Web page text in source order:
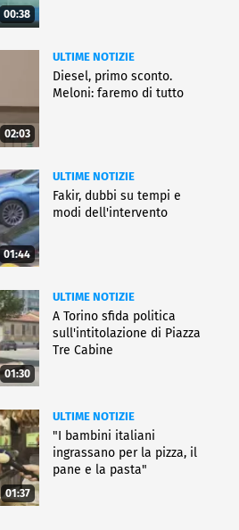
00:38
02:03
ULTIME NOTIZIE
Diesel, primo sconto.
Meloni: faremo di tutto
01:44
ULTIME NOTIZIE
Fakir, dubbi su tempi e
modi dell'intervento
01:30
ULTIME NOTIZIE
A Torino sfida politica
sull'intitolazione di Piazza
Tre Cabine
01:37
ULTIME NOTIZIE
"I bambini italiani
ingrassano per la pizza, il
pane e la pasta"